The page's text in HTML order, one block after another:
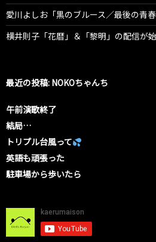
愛川よしお「黒のブルース／最後の青
横井則子「花暦」＆「黎明」の配信が
最近の投稿: NOKOちゃんち
午前演歌終了
結局…
トリプル台風って
英語も頑張った
駐車場から歩いたら